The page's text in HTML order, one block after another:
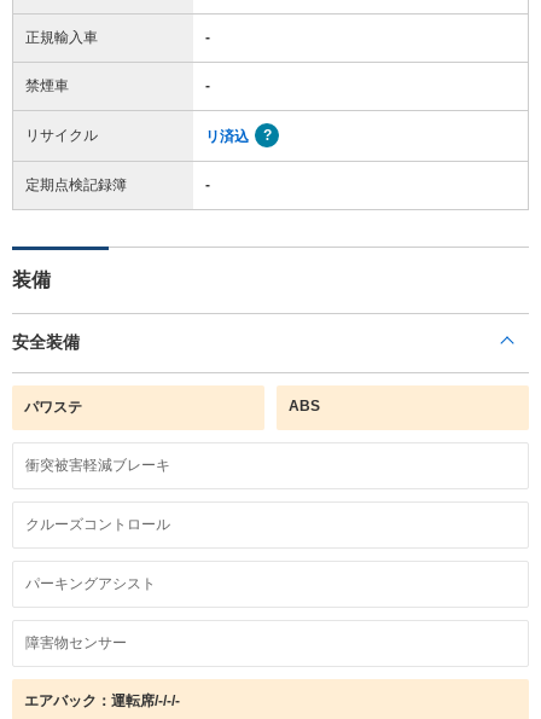
正規輸入車 -
禁煙車 -
リサイクル リ済込
定期点検記録簿 -
装備
安全装備
パワステ ABS
衝突被害軽減ブレーキ
クルーズコントロール
パーキングアシスト
障害物センサー
エアバック：運転席/-/-/-